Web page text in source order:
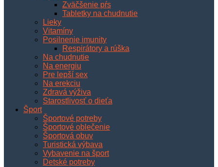
Zväčšenie pŕs
Tabletky na chudnutie
Lieky
Vitamíny
Posilnenie imunity
Respirátory a rúška
Na chudnutie
Na energiu
Pre lepší sex
Na erekciu
Zdravá výživa
Starostlivosť o dieťa
Šport
Športové potreby
Športové oblečenie
Športová obuv
Turistická výbava
Vybavenie na šport
Detské potreby